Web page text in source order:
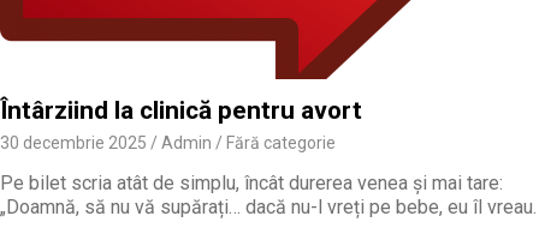
Întârziind la clinică pentru avort
30 decembrie 2025 Admin Fără categorie
Pe bilet scria atât de simplu, încât durerea venea și mai tare:
„Doamnă, să nu vă supărați… dacă nu-l vreți pe bebe, eu îl vreau.